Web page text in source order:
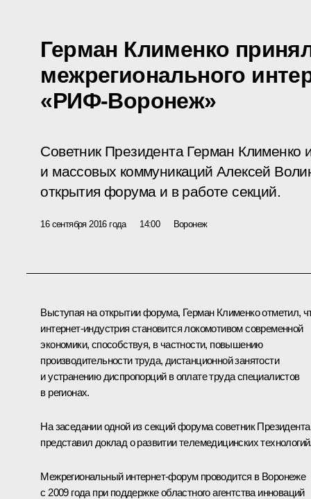
Герман Клименко
межрегионального
«РИФ-Воронеж»
Советник Президента Герман Клименко
и массовых коммуникаций Алексей
открытия форума и в работе секций.
16 сентября 2016 года 14:00 Воронеж
Выступая на открытии форума, Герман Клименкоотметил,
интернет-индустрия становится локомотивом современной
экономики, способствуя, в частности, повышению
производительности труда, дистанционной занятости
и устранению диспропорций в оплате труда специалистов
в регионах.
На заседании одной из секций форума советник Президента
представил доклад о развитии телемедицинских
Межрегиональный интернет-форум проводится в Воронеже
с 2009 года при поддержке областного агентства инноваций